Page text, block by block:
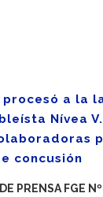
procesó a la
Nívea
concusión
PRENSA FGE